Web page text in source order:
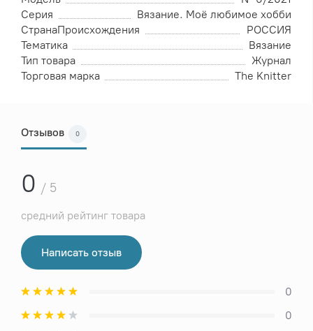
Серия
Вязание. Моё любимое хобби
СтранаПроисхождения
РОССИЯ
Тематика
Вязание
Тип товара
Журнал
Торговая марка
The Knitter
Отзывов 0
0 / 5
средний рейтинг товара
Написать отзыв
0
0